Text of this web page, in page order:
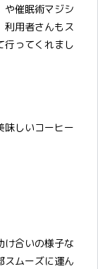
や催眠術マジシ
利用者さんもス
行ってくれまし
味しいコーヒー
け合いの様子な
スムーズに運ん